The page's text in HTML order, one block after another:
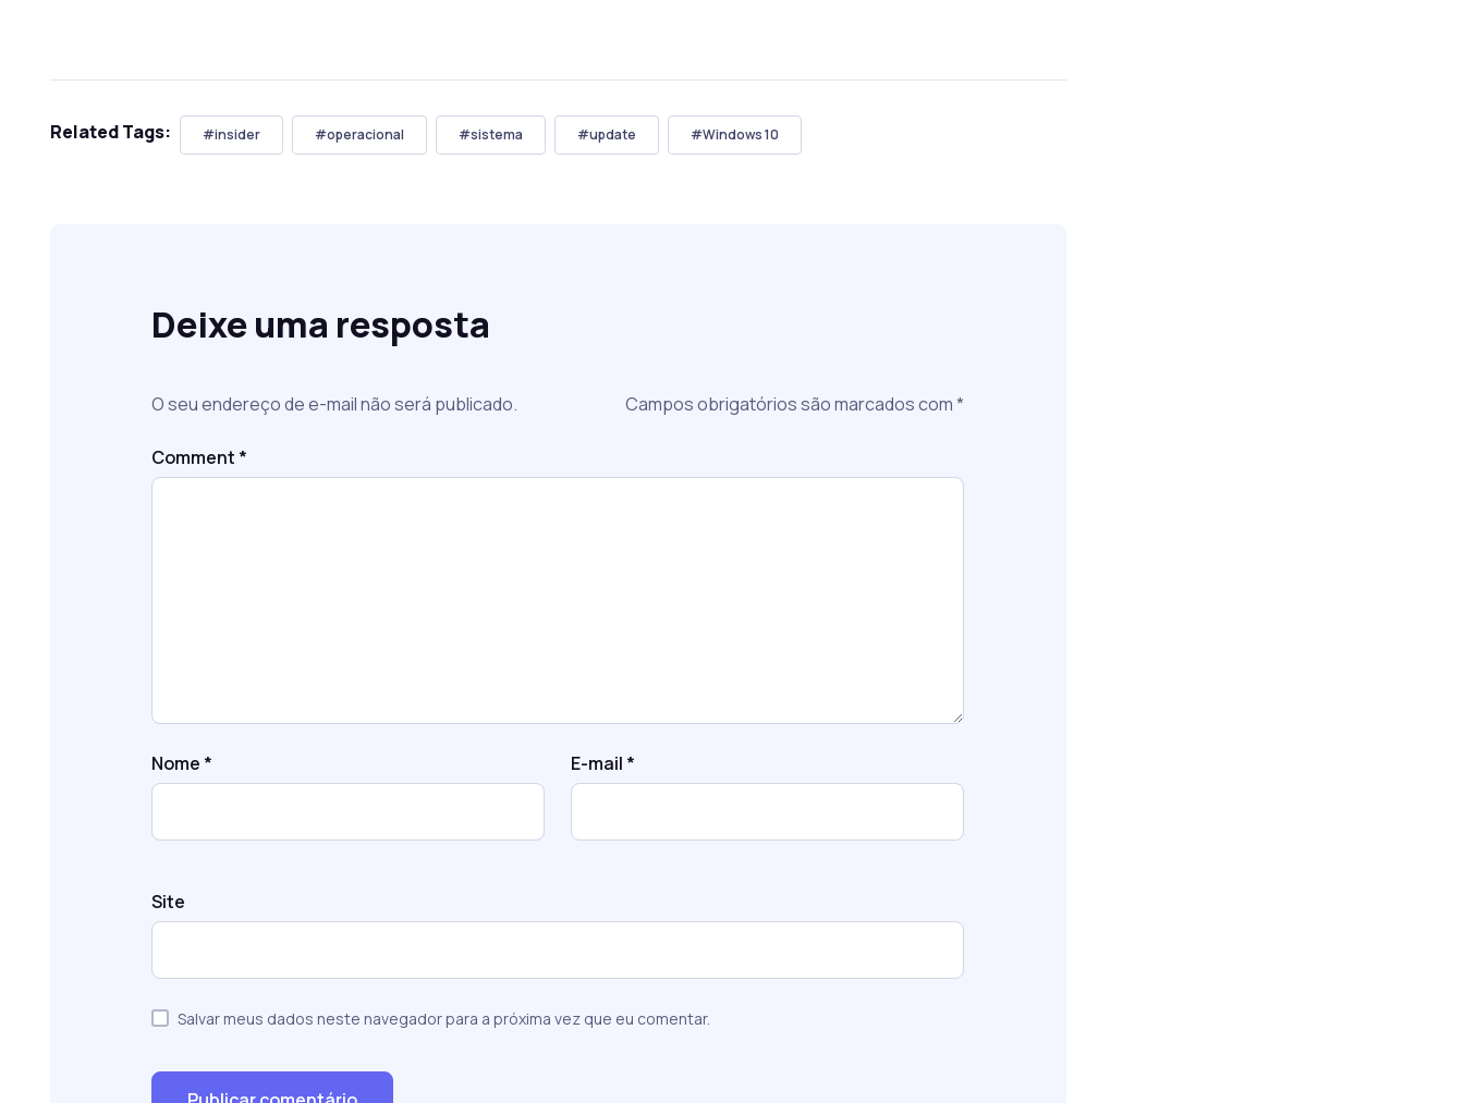
Related Tags: #insider #operacional #sistema #update #Windows 10
Deixe uma resposta
O seu endereço de e-mail não será publicado. Campos obrigatórios são marcados com*
Comment *
Nome * E-mail *
Site
Salvar meus dados neste navegador para a próxima vez que eu comentar.